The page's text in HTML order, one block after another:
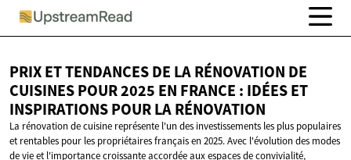
PRIX ET TENDANCES DE LA RÉNOVATION DE
CUISINES POUR 2025 EN FRANCE : IDÉES ET
INSPIRATIONS POURLA RÉNOVATION
La rénovation de cuisine représente l'un des investissements les plus populaires
et rentables pour les propriétaires français en 2025. Avec l'évolution des modes
de vie et l'importance croissante accordée aux espaces de convivialité,